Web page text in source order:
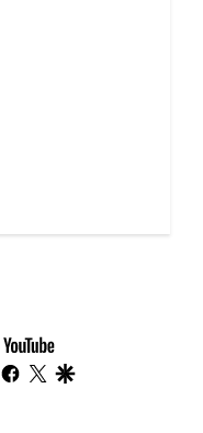
youtube-
footer
instagram
facebook
twitter